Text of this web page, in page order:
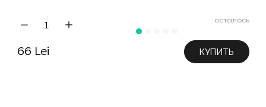
осталось
66 Lei КУПИТЬ